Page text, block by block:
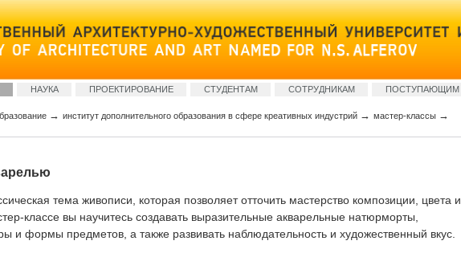
НАУКА ПРОЕКТИРОВАНИЕ СТУДЕНТАМ СОТРУДНИКАМ ПОСТУПАЮЩИМ
→ институт дополнительного образования в сфере креативных индустрий → мастер-классы →
тема живописи, которая позволяет отточить мастерство композиции, цвета и
классе вы научитесь создавать выразительные акварельные натюрморты,
и формы предметов, а также развивать наблюдательность и художественный вкус.